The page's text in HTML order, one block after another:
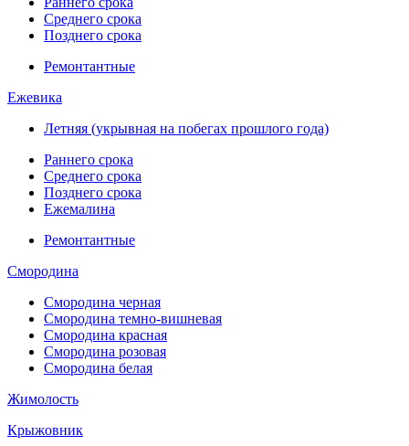
Среднего срока
Позднего срока
Ремонтантные
Ежевика
Летняя (укрывная на побегах прошлого года)
Раннего срока
Среднего срока
Позднего срока
Ежемалина
Ремонтантные
Смородина
Смородина черная
Смородина темно-вишневая
Смородина красная
Смородина розовая
Смородина белая
Жимолость
Крыжовник